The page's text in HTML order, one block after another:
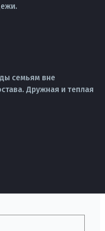
семьям вне
Дружная и теплая